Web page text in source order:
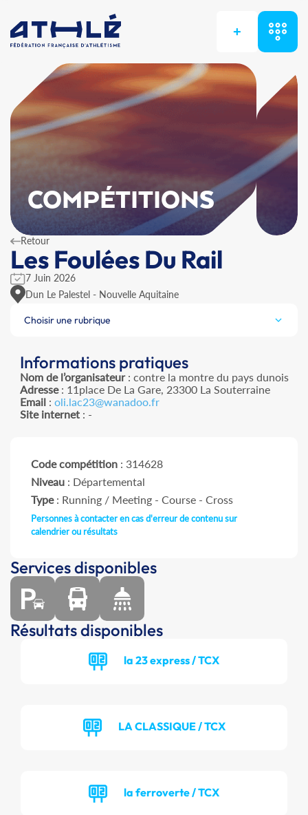
+
COMPÉTITIONS
Retour
Les Foulées Du Rail
7 Juin 2026
Dun Le Palestel - Nouvelle Aquitaine
Choisir une rubrique
Informations pratiques
Nom de l’organisateur: contre la montre du pays dunois
Adresse: 11place De La Gare, 23300 La Souterraine
Email: oli.lac23@wanadoo.fr
Site internet: -
Code compétition : 314628
Niveau : Départemental
Type: Running / Meeting - Course - Cross
Personnes à contacter en cas d'erreur de contenu sur
calendrier ou résultats
Services disponibles
Résultats disponibles
la 23 express / TCX
LA CLASSIQUE / TCX
la ferroverte / TCX